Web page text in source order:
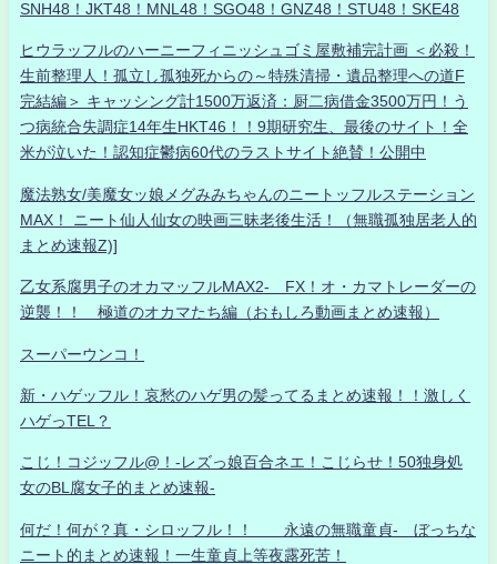
SNH48！JKT48！MNL48！SGO48！GNZ48！STU48！SKE48
ヒウラッフルのハーニーフィニッシュゴミ屋敷補完計画 ＜必殺！
生前整理人！孤立し孤独死からの～特殊清掃・遺品整理への道F
完結編＞ キャッシング計1500万返済：厨二病借金3500万円！う
つ病統合失調症14年生HKT46！！9期研究生、最後のサイト！全
米が泣いた！認知症鬱病60代のラストサイト絶賛！公開中
魔法熟女/美魔女ッ娘メグみみちゃんのニートッフルステーション
MAX！ ニート仙人仙女の映画三昧老後生活！（無職孤独居老人的
まとめ速報Z)]
乙女系腐男子のオカマッフルMAX2- FX！オ・カマトレーダーの
逆襲！！ 極道のオカマたち編（おもしろ動画まとめ速報）
スーパーウンコ！
新・ハゲッフル！哀愁のハゲ男の髪ってるまとめ速報！！激しく
ハゲっTEL？
こじ！コジッフル@！-レズっ娘百合ネエ！こじらせ！50独身処
女のBL腐女子的まとめ速報-
何だ！何が？真・シロッフル！！ 永遠の無職童貞- ぼっちな
ニート的まとめ速報！一生童貞上等夜露死苦！